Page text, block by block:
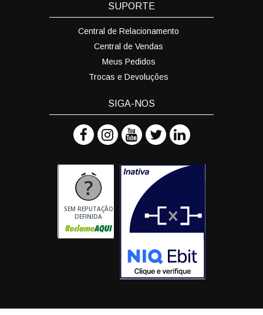
SUPORTE
Central de Relacionamento
Central de Vendas
Meus Pedidos
Trocas e Devoluções
SIGA-NOS
SEM REPUTAÇÃO
DEFINIDA